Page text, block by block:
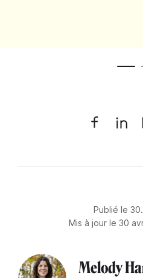
Publié le
Mis à jour le 30
Melody